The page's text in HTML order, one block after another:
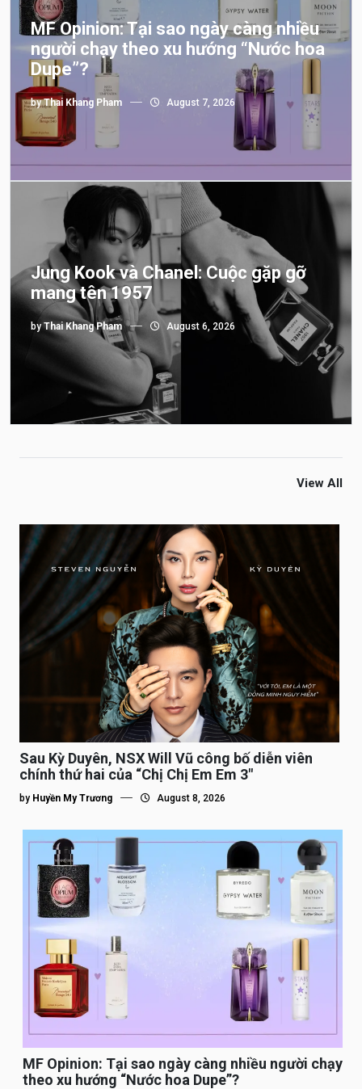
MF Opinion: Tại sao ngày càng nhiều
người chạy theo xu hướng “Nước hoa
Dupe”?
byThai Khang Pham August 7, 2026
Jung Kook và Chanel: Cuộc gặp gỡ
mang tên 1957
byThai Khang Pham August 6, 2026
View All
Sau Kỳ Duyên, NSX Will Vũ công bố diễn viên
chính thứ hai của “Chị Chị Em Em 3″
by Huyền My Trương August 8, 2026
MF Opinion: Tại sao ngày càng nhiều người chạy
theo xu hướng “Nước hoa Dupe”?